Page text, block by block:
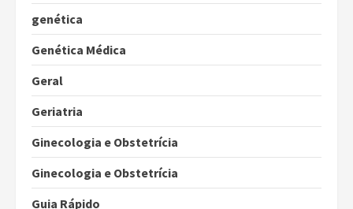
genética
Genética Médica
Geral
Geriatria
Ginecologia e Obstetrícia
Ginecologia e Obstetrícia
Guia Rápido